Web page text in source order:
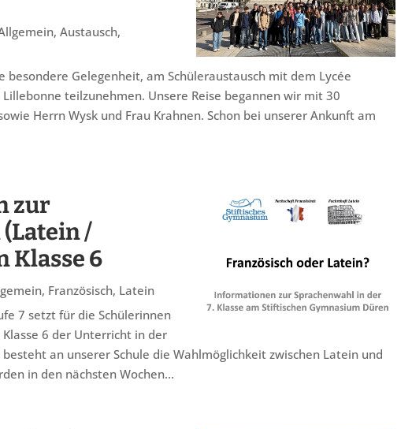
,Austausch,
Gelegenheit, am Schüleraustausch mit dem Lycée
teilzunehmen. Unsere Reise begannen wir mit 30
Herrn Wysk und Frau Krahnen. Schon bei unserer Ankunft am
zur
/
Klasse 6
, Französisch, Latein
7 setzt für die Schülerinnen
6 der Unterricht in der
an unserer Schule die Wahlmöglichkeit zwischen Latein und
in den nächsten Wochen...